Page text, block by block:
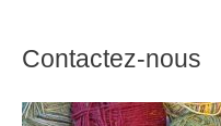
Contactez-nous